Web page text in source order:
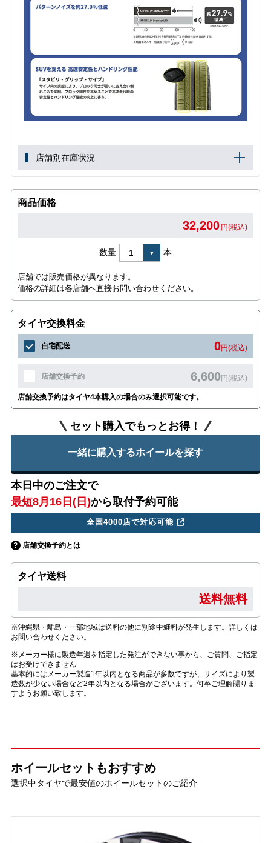
店舗別在庫状況
商品価格
32,200 円(税込)
数量 本
店舗では販売価格が異なります。
価格の詳細は各店舗へ直接お問い合わせください。
タイヤ交換料金
自宅配送 0円(税込)
店舗交換予約 6,600円(税込)
店舗交換予約はタイヤ4本購入の場合のみ選択可能です。
セット購入でもっとお得！
一緒に購入するホイールを探す
本日中のご注文で
最短8月16日(日)から取付予約可能
全国4000店で対応可能
店舗交換予約とは
タイヤ送料
送料無料
※沖縄県・離島・一部地域は送料の他に別途中継料が発生します。詳しくは
お問い合わせください。
※メーカー様に製造年週を指定した発注ができない事から、ご質問、ご指定
はお受けできません
基本的にはメーカー製造1年以内となる商品が多数ですが、サイズにより製
造数が少ない場合など2年以内となる場合がございます。何卒ご理解賜りま
すようお願い致します。
ホイールセットもおすすめ
選択中タイヤで最安値のホイールセットのご紹介